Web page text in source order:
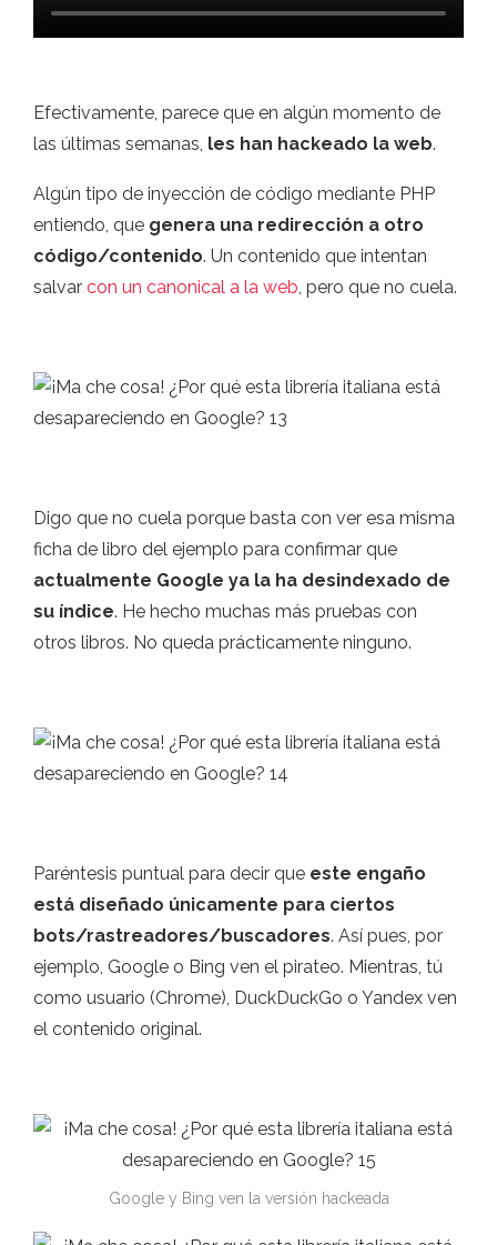
Efectivamente, parece que en algún momento de
las últimas semanas, les han hackeado la web.
Algún tipo de inyección de código mediante PHP
entiendo, que genera una redirección a otro
código/contenido. Un contenido que intentan
salvar con un canonical a la web , pero que no cuela.
Digo que no cuela porque basta con ver esa misma
ficha de libro del ejemplo para confirmar que
actualmente Google ya la ha desindexado de
su índice. He hecho muchas más pruebas con
otros libros. No queda prácticamente ninguno.
Paréntesis puntual para decir que este engaño
está diseñado únicamente para ciertos
bots/rastreadores/buscadores. Así pues, por
ejemplo, Google o Bing ven el pirateo. Mientras, tú
como usuario (Chrome), DuckDuckGo o Yandex ven
el contenido original.
Google y Bing ven la versión hackeada